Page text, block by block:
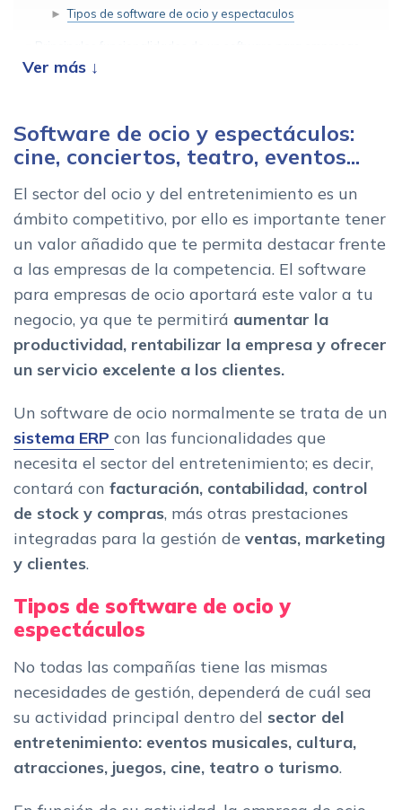
Tipos de software de ocio y espectaculos
de ocio
Beneficios de un software para empresas de ocio
Averigua cual es el mejor sistema para tu empresa de ocio
Software de ocio y espectáculos:
cine, conciertos, teatro, eventos...
El sector del ocio y del entretenimiento es un
ámbito competitivo, por ello es importante tener
un valor añadido que te permita destacar frente
a las empresas de la competencia. El software
para empresas de ocio aportará este valor a tu
negocio, ya que te permitirá aumentar la
productividad, rentabilizar la empresa y ofrecer
un servicio excelente a los clientes.
Un software de ocio normalmente se trata de un
sistema ERP con las funcionalidades que
necesita el sector del entretenimiento; es decir,
contará con facturación, contabilidad, control
de stock y compras, más otras prestaciones
integradas para la gestión de ventas, marketing
y clientes.
Tipos de software de ocio y
espectáculos
No todas las compañías tiene las mismas
necesidades de gestión, dependerá de cuál sea
su actividad principal dentro del sector del
entretenimiento: eventos musicales, cultura,
atracciones, juegos, cine, teatro o turismo.